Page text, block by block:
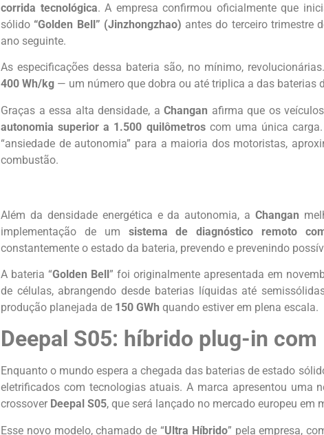
corrida tecnológica. A empresa confirmou oficialmente que
sólido “Golden Bell” (Jinzhongzhao) antes do terceiro trimestre
ano seguinte.
As especificações dessa bateria são, no mínimo,
400 Wh/kg — um número que dobra ou até triplica a das baterias
Graças a essa alta densidade, aChangan afirma que os
autonomia superior a 1.500 quilômetroscom uma única carga.
“ansiedade de autonomia” para a maioria dos motoristas,
combustão.
Além da densidade energética e da autonomia, aChangan
implementação de um sistema de diagnóstico remoto
constantemente o estado da bateria, prevendo e prevenindo
A bateria “Golden Bell” foi originalmente apresentada em
de células, abrangendo desde baterias líquidas até
produção planejada de 150 GWh quando estiver em plena escala.
Deepal S05: híbrido plug-in
Enquanto o mundo espera a chegada das baterias de estado
eletrificados com tecnologias atuais. A marca apresentou uma
crossover Deepal S05, que será lançado no mercado europeu em
Esse novo modelo, chamado de “Ultra Híbrido” pela empresa,